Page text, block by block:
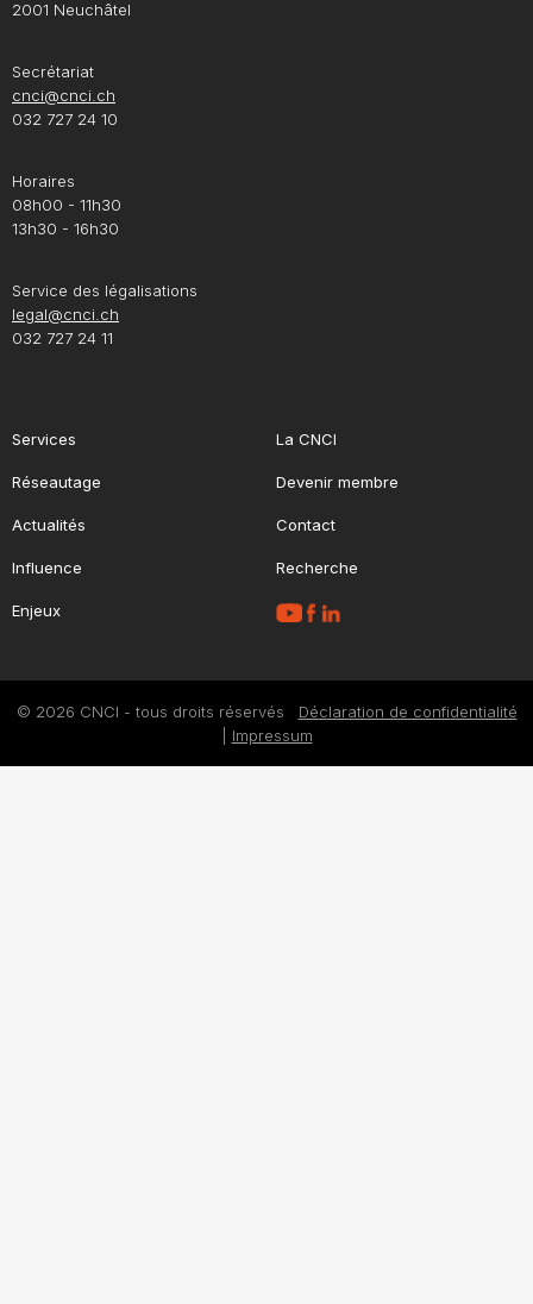
2001 Neuchâtel
Secrétariat
cnci@cnci.ch
032 727 24 10
Horaires
08h00 - 11h30
13h30 - 16h30
Service des légalisations
legal@cnci.ch
032 727 24 11
Services
Réseautage
Actualités
Influence
Enjeux
La CNCI
Devenir membre
Contact
Recherche
© 2026 CNCI - tous droits réservés Déclaration de confidentialité
Impressum